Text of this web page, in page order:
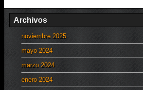
Archivos
noviembre 2025
mayo 2024
marzo 2024
enero 2024